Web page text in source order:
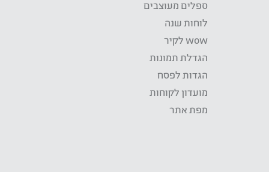
ספלים מעוצבים
לוחות שנה
wow לקיר
הגדלת תמונות
הגדות לפסח
מועדון לקוחות
מפת אתר